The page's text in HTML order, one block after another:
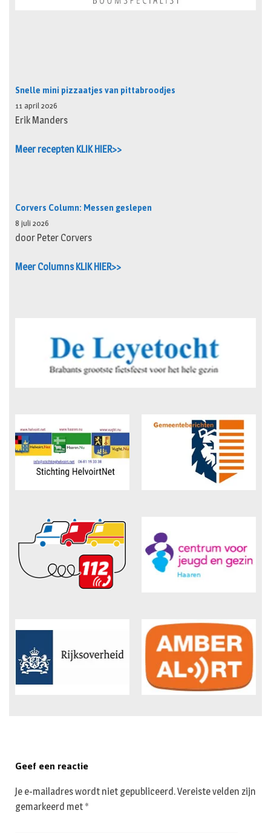
Snelle mini pizzaatjes van pittabroodjes
11 april 2026
Erik Manders
Meer recepten KLIK HIER>>
Corvers Column: Messen geslepen
8 juli 2026
door Peter Corvers
Meer Columns KLIK HIER>>
Geef een reactie
Je e-mailadres wordt niet gepubliceerd.Vereiste velden zijn
gemarkeerd met *